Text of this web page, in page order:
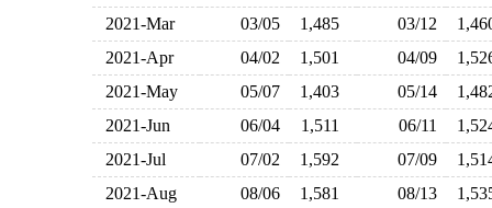
2021-Mar
03/05 1,485 03/12
2021-Apr
04/02 1,501 04/09
2021-May
05/07 1,403 05/14
2021-Jun
06/04 1,511 06/11
2021-Jul
07/02 1,592 07/09
2021-Aug
08/06 1,581 08/13